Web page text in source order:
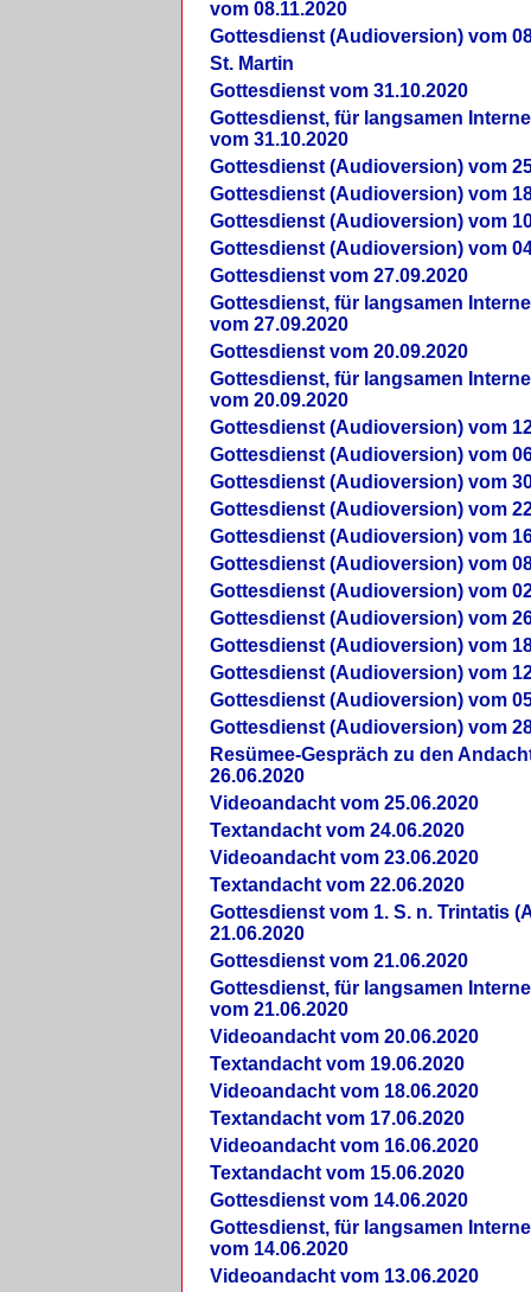
vom 08.11.2020
Gottesdienst (Audioversion) vom
St. Martin
Gottesdienst vom 31.10.2020
Gottesdienst, für langsamen
vom 31.10.2020
Gottesdienst (Audioversion) vom
Gottesdienst (Audioversion) vom
Gottesdienst (Audioversion) vom
Gottesdienst (Audioversion) vom
Gottesdienst vom 27.09.2020
Gottesdienst, für langsamen
vom 27.09.2020
Gottesdienst vom 20.09.2020
Gottesdienst, für langsamen
vom 20.09.2020
Gottesdienst (Audioversion) vom
Gottesdienst (Audioversion) vom
Gottesdienst (Audioversion) vom
Gottesdienst (Audioversion) vom
Gottesdienst (Audioversion) vom
Gottesdienst (Audioversion) vom
Gottesdienst (Audioversion) vom
Gottesdienst (Audioversion) vom
Gottesdienst (Audioversion) vom
Gottesdienst (Audioversion) vom
Gottesdienst (Audioversion) vom
Gottesdienst (Audioversion) vom
Re­sü­mee-Gespräch zu den
26.06.2020
Videoandacht vom 25.06.2020
Textandacht vom 24.06.2020
Videoandacht vom 23.06.2020
Textandacht vom 22.06.2020
Gottesdienst vom 1. S. n. Trintatis
21.06.2020
Gottesdienst vom 21.06.2020
Gottesdienst, für langsamen
vom 21.06.2020
Videoandacht vom 20.06.2020
Textandacht vom 19.06.2020
Videoandacht vom 18.06.2020
Textandacht vom 17.06.2020
Videoandacht vom 16.06.2020
Textandacht vom 15.06.2020
Gottesdienst vom 14.06.2020
Gottesdienst, für langsamen
vom 14.06.2020
Videoandacht vom 13.06.2020